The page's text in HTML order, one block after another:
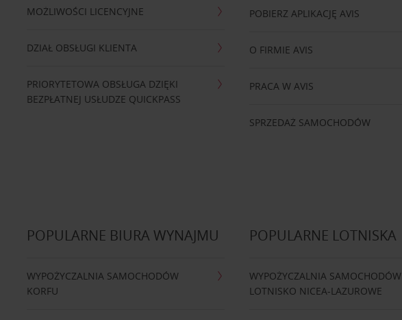
MOŻLIWOŚCI LICENCYJNE
DZIAŁ OBSŁUGI KLIENTA
PRIORYTETOWA OBSŁUGA DZIĘKI
BEZPŁATNEJ USŁUDZE QUICKPASS
POBIERZ APLIKACJĘ AVIS
O FIRMIE AVIS
PRACA W AVIS
SPRZEDAŻ SAMOCHODÓW
POPULARNE BIURA WYNAJMU
WYPOŻYCZALNIA SAMOCHODÓW
KORFU
POPULARNE LOTNISKA
WYPOŻYCZALNIA SAMOCHODÓW
LOTNISKO NICEA-LAZUROWE